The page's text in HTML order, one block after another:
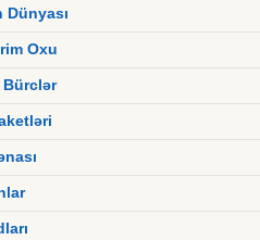
Dünyası
Oxu
Bürclər